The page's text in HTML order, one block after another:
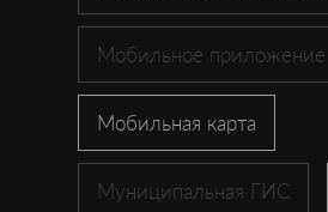
Мобильное приложение
Мобильная карта
Муниципальная ГИС